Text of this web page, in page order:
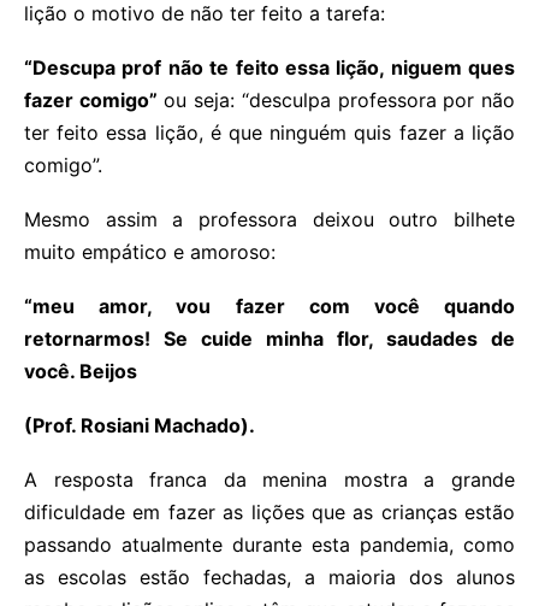
lição o motivo de não ter feito a tarefa:
“Descupa prof não te feito essa lição, niguem ques
fazer comigo” ou seja: “desculpa professora por não
ter feito essa lição, é que ninguém quis fazer a lição
comigo”.
Mesmo assim a professora deixou outro bilhete
muito empático e amoroso:
“meu amor, vou fazer com você quando
retornarmos! Se cuide minha flor, saudades de
você. Beijos
(Prof. Rosiani Machado).
A resposta franca da menina mostra a grande
dificuldade em fazer as lições que as crianças estão
passando atualmente durante esta pandemia, como
as escolas estão fechadas, a maioria dos alunos